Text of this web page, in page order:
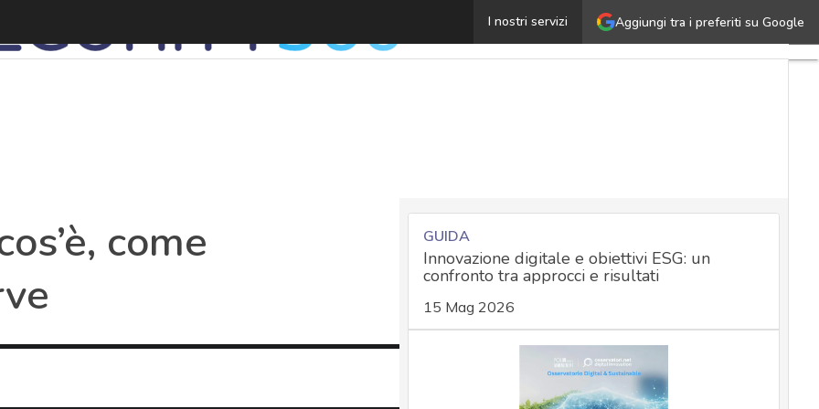
Aggiungi tra i preferiti su Google
I nostri servizi
Web scraping: che cos’è, come funziona, a cosa serve
come
GUIDA
Innovazione digitale e obiettivi ESG: un
confronto tra approcci e risultati
15 Mag 2026